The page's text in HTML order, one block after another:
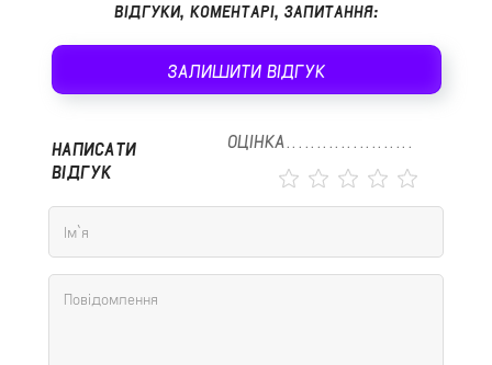
ВІДГУКИ, КОМЕНТАРІ, ЗАПИТАННЯ:
ЗАЛИШИТИ ВІДГУК
НАПИСАТИ
ВІДГУК
ОЦІНКА